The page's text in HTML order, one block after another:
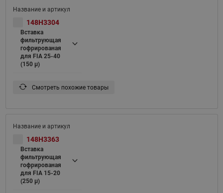
148H3304
Вставка
фильтрующая
гофрированая
для FIA 25-40
(150 μ)
Смотреть похожие товары
148H3363
Вставка
фильтрующая
гофрированая
для FIA 15-20
(250 μ)